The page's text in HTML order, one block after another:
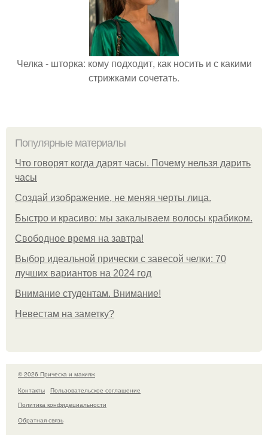
Челка - шторка: кому подходит, как носить и с какими
стрижками сочетать.
Популярные материалы
Что говорят когда дарят часы. Почему нельзя дарить
часы
Создай изображение, не меняя черты лица.
Быстро и красиво: мы закалываем волосы крабиком.
Свободное время на завтра!
Выбор идеальной прически с завесой челки: 70
лучших вариантов на 2024 год
Внимание студентам. Внимание!
Невестам на заметку?
© 2026 Прическа и макияж
Контакты
Пользовательское соглашение
Политика конфидециальности
Обратная связь